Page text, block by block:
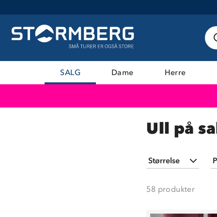
SALG Dame Herre
Ull på
Størrelse
19/22 (3
58 produkter